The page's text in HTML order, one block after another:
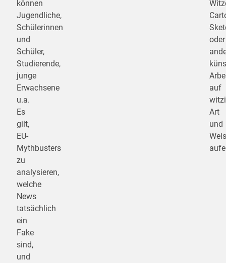
können
Jugendliche,
Schülerinnen
und
Schüler,
Studierende,
junge
Erwachsene
u.a.
Es
gilt,
EU-
Mythbusters
zu
analysieren,
welche
News
tatsächlich
ein
Fake
sind,
und
oder
auf
Art
und